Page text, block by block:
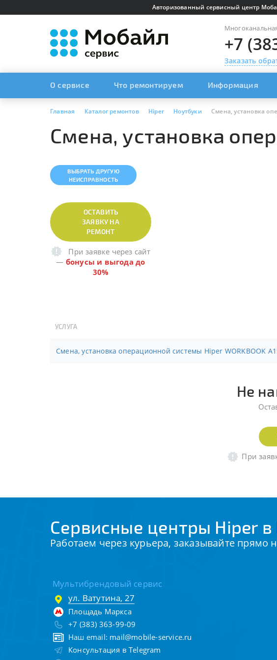
Авторизованный сервисный центр
+7
Заказать
О сервисе Что ремонтируем Информация
Главная Каталог ремонтов Hiper Ноутбуки Смена, установка
Смена, установка
ВЫБРАТЬ ДРУГУЮ
НЕИСПРАВНОСТЬ
ОСТАВИТЬ
ЗАЯВКУ НА
РЕМОНТ
При заявке через сайт
— бонусы и выгода до
30%
УСЛУГА
Смена, установка операционной системы Hiper WORKBOOK
Не
При
Сервисные центры Hiper
Работаем через курьера, заказывайте прямо
Мультибрендовый сервис
ул. Ватутина, 27
Площадь Маркса
+7 (383) 363-99-09
Наш email: mail@mobile-service.ru
Консультация в Telegram